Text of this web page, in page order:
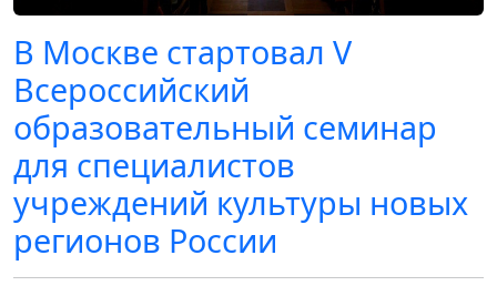
В Москве стартовал V
Всероссийский
образовательный семинар
для специалистов
учреждений культуры новых
регионов России